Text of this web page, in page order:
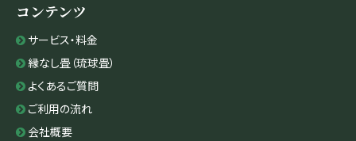
コンテンツ
サービス・料金
縁なし畳（琉球畳）
よくあるご質問
ご利用の流れ
会社概要